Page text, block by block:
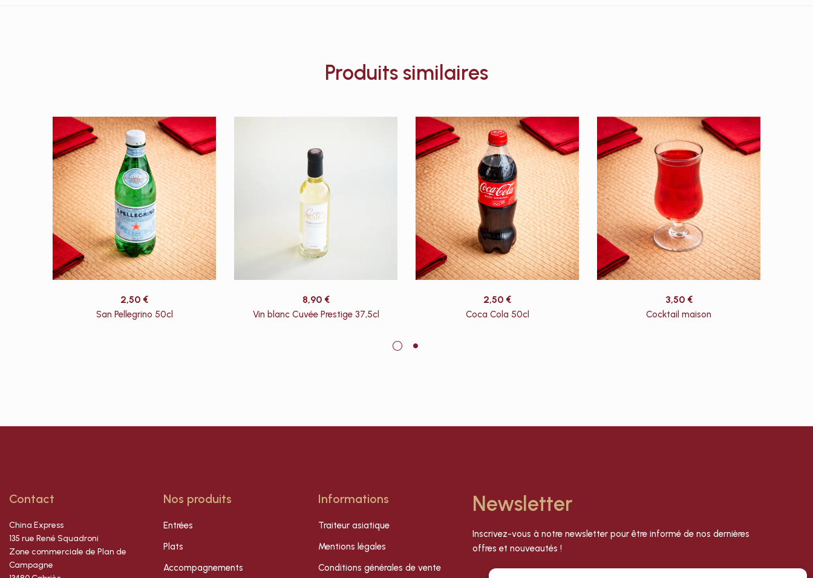
Produits similaires
2,50 €
San Pellegrino 50cl
8,90 €
Vin blanc Cuvée Prestige 37,5cl
2,50 €
Coca Cola 50cl
3,50 €
Cocktail maison
Contact
China Express
135 rue René Squadroni
Zone commerciale de Plan de
Campagne
Nos produits
Entrées
Plats
Accompagnements
Informations
Traiteur asiatique
Mentions légales
Conditions générales de vente
Newsletter
Inscrivez-vous à notre newsletter pour être informé de nos dernières
offres et nouveautés !